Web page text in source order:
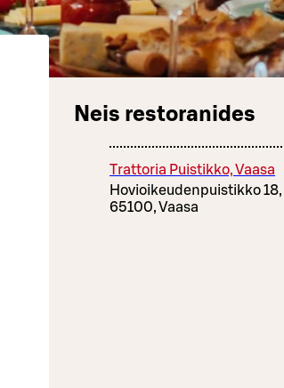
Neis restoranides
Trattoria Puistikko, Vaasa
Hovioikeudenpuistikko 18,
65100, Vaasa